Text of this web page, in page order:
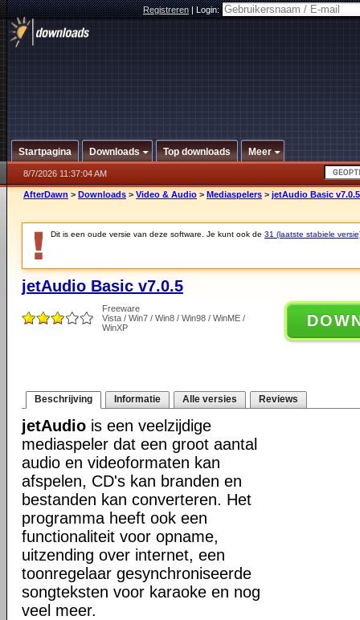
Registreren|Login:
Startpagina Downloads Top downloads Meer
8/7/2026 11:37:04 AM
AfterDawn > Downloads > Video & Audio > Mediaspelers > jetAudio Basic v7.0.5
Dit is een oude versie van deze software. Je kunt ook de 31 (laatste stabiele
jetAudio Basic v7.0.5
Freeware
Vista / Win7 / Win8 / Win98 / WinME /
WinXP
Beschrijving Informatie Alle versies Reviews
jetAudio is een veelzijdige
mediaspeler dat een groot aantal
audio en videoformaten kan
afspelen, CD's kan branden en
bestanden kan converteren. Het
programma heeft ook een
functionaliteit voor opname,
uitzending over internet, een
toonregelaar gesynchroniseerde
songteksten voor karaoke en nog
veel meer.